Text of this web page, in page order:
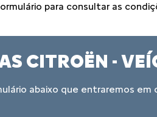
para consultar as
CITROËN -
abaixo que entraremos